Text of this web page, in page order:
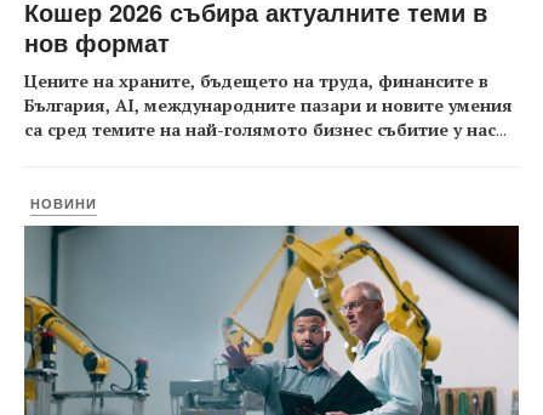
Кошер 2026 събира актуалните теми в
нов формат
Цените на храните, бъдещето на труда, финансите в
България, AI, международните пазари и новите умения
са сред темите на най-голямото бизнес събитие у нас...
НОВИНИ